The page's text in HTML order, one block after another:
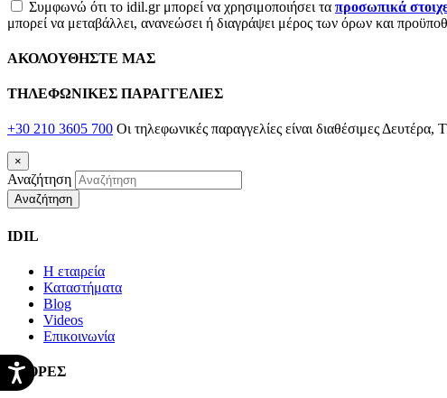
Συμφωνώ ότι το idil.gr μπορεί να χρησιμοποιήσει τα προσωπικά
μπορεί να μεταβάλλει, ανανεώσει ή διαγράψει μέρος των όρων και
ΑΚΟΛΟΥΘΗΣΤΕ ΜΑΣ
ΤΗΛΕΦΩΝΙΚΕΣ ΠΑΡΑΓΓΕΛΙΕΣ
+30 210 3605 700 Οι τηλεφωνικές παραγγελίες είναι διαθέσιμες
×
Αναζήτηση
Αναζήτηση
IDIL
Η εταιρεία
Καταστήματα
Blog
Videos
Επικοινωνία
ΑΓΟΡΕΣ